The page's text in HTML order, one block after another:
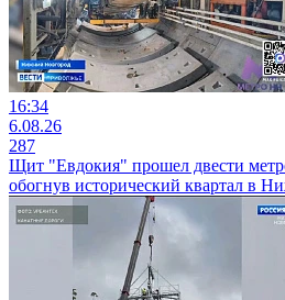
16:34
6.08.26
287
Щит "Евдокия" прошел двести
обогнув исторический квартал в